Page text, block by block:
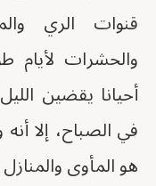
قنوات الري
والحشرات لأيام
أحيانا يقضين
في الصباح، إلا أنه
هو المأوى